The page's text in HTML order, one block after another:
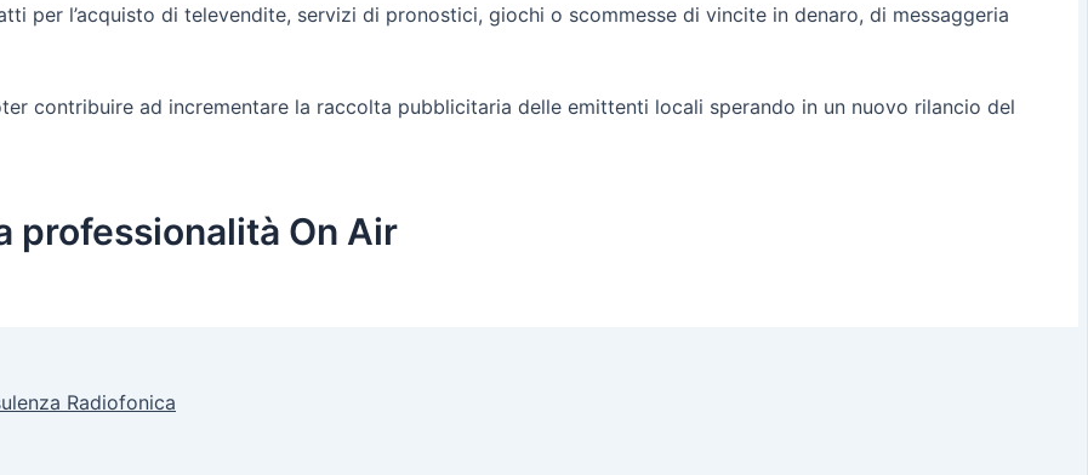
per l’acquisto di televendite, servizi di pronostici, giochi o scommesse di vincite in denaro, di messaggeria
contribuire ad incrementare la raccolta pubblicitaria delle emittenti locali sperando in un nuovo rilancio del
professionalità On Air
Radiofonica